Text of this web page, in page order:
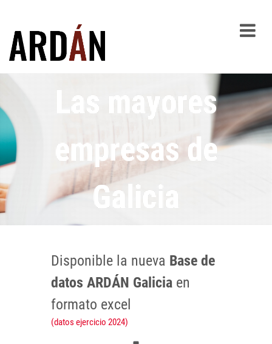
Las mayores
empresas de
Galicia
Disponible la nueva Base de
datos ARDÁN Galicia en
formato excel
(datos ejercicio 2024)